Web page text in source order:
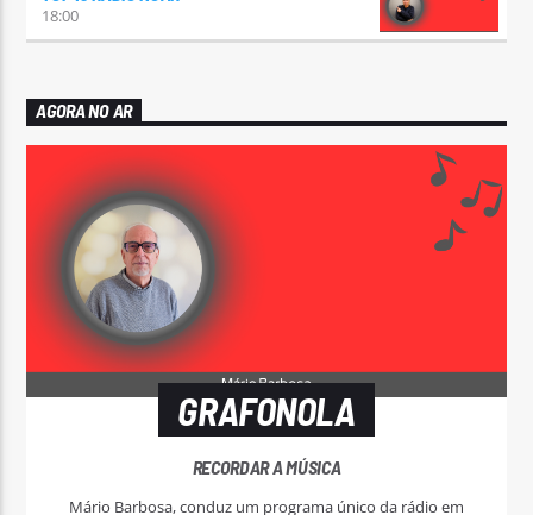
18:00
AGORA NO AR
GRAFONOLA
RECORDAR A MÚSICA
Mário Barbosa, conduz um programa único da rádio em